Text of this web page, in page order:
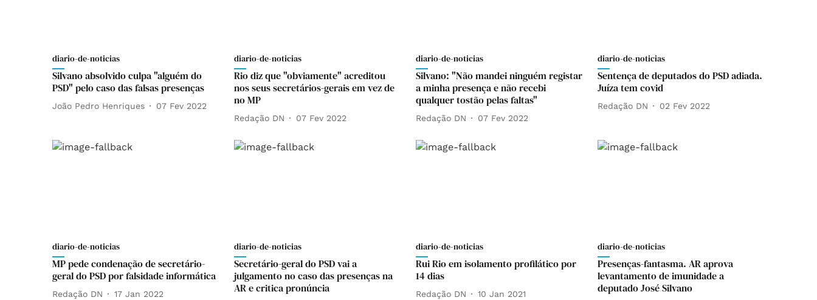
diario-de-noticias
Silvano absolvido culpa "alguém do
PSD" pelo caso das falsas presenças
João Pedro Henriques 07 Fev 2022
diario-de-noticias
Rio diz que "obviamente" acreditou
nos seus secretários-gerais em vez de
no MP
Redação DN 07 Fev 2022
diario-de-noticias
Silvano: "Não mandei ninguém registar
a minha presença e não recebi
qualquer tostão pelas faltas"
Redação DN 07 Fev 2022
diario-de-noticias
Sentença de deputados do PSD adiada.
Juíza tem covid
Redação DN 02 Fev 2022
diario-de-noticias
MP pede condenação de secretário-
geral do PSD por falsidade informática
Redação DN 17 Jan 2022
diario-de-noticias
Secretário-geral do PSD vai a
julgamento no caso das presenças na
AR e critica pronúncia
diario-de-noticias
Rui Rio em isolamento profilático por
14 dias
Redação DN 10 Jan 2021
diario-de-noticias
Presenças-fantasma. AR aprova
levantamento de imunidade a
deputado José Silvano